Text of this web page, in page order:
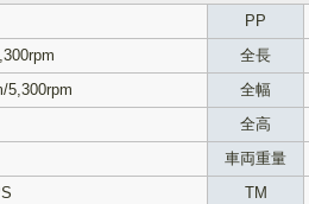
PP
全長
5,300rpm 全幅
全高
車両重量
TM